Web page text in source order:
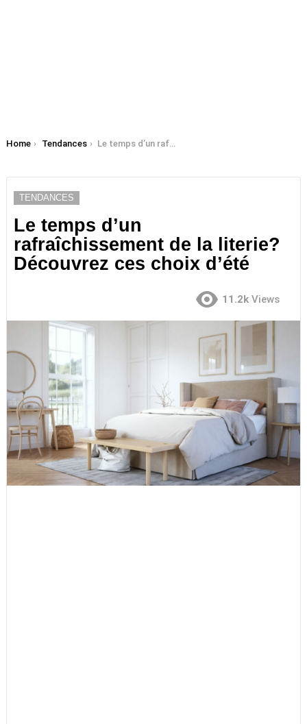
You are here:
Home Tendances Le temps d’un rafraîchissement de la literie? Découvrez ces choix d’été
TENDANCES
Le temps d’un
rafraîchissement de la literie?
Découvrez ces choix d’été
11.2k Views